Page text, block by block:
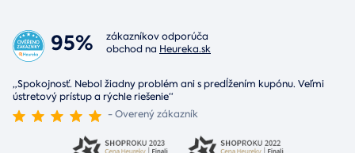
95%
zákazníkov odporúča
obchod na Heureka.sk
„Spokojnosť. Nebol žiadny problém ani s predĺžením kupónu. Veľmi
ústretový prístup a rýchle riešenie“
- Overený zákazník